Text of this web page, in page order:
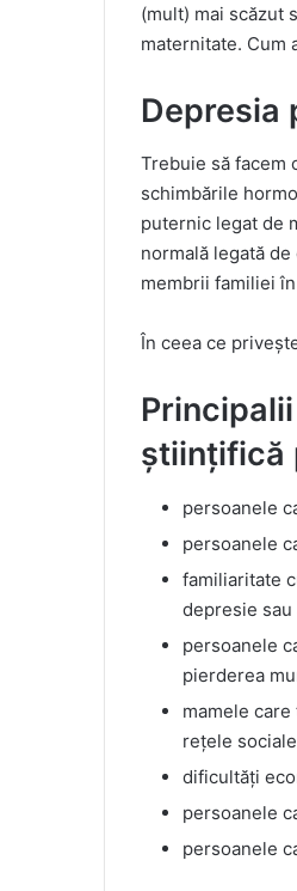
(mult) mai scăzut
maternitate. Cum
Depresia
Trebuie să facem
schimbările
puternic legat de
normală legată
membrii familiei
În ceea ce
științifică
persoanele
persoanele
familiaritate
depresie
persoanele
pierderea
mamele
rețele
dificultăți
persoanele
persoanele